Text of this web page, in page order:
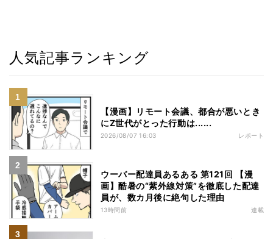
人気記事ランキング
【漫画】リモート会議、都合が悪いとき
にZ世代がとった行動は......
2026/08/07 16:03 レポート
ウーバー配達員あるある 第121回 【漫
画】酷暑の“紫外線対策”を徹底した配達
員が、数カ月後に絶句した理由
13時間前 連載